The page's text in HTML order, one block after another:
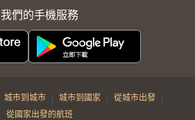
我們的手機服務
城市到城市 | 城市到國家 | 從城市出發 |
從國家出發的航班